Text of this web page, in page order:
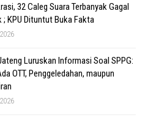
32 Caleg Suara Terbanyak Gagal
; KPU Dituntut Buka Fakta
Luruskan Informasi Soal SPPG:
OTT, Penggeledahan, maupun